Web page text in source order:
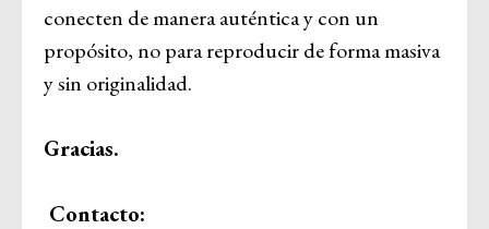
conecten de manera auténtica y con un
propósito, no para reproducir de forma masiva
y sin originalidad.
Gracias.
Contacto: